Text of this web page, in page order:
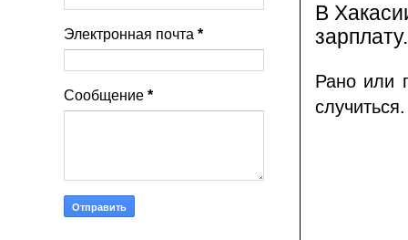
В
зарплату.
Рано или
Электронная почта *
Сообщение *